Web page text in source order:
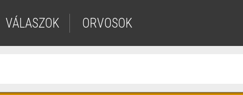
VÁLASZOK ORVOSOK